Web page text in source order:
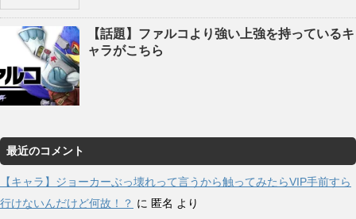
【話題】ファルコより強い上強を持っているキ
ャラがこちら
最近のコメント
【キャラ】ジョーカーぶっ壊れって言うから触ってみたらVIP手前すら
行けないんだけど何故！？ に 匿名 より